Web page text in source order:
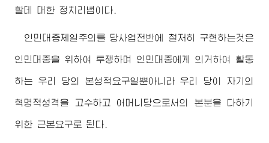
할데 대한 정치리념이다.
인민대중제일주의를 당사업전반에 철저히 구현하는것은
인민대중을 위하여 투쟁하며 인민대중에게 의거하여 활동
하는 우리 당의 본성적요구일뿐아니라 우리 당이 자기의
혁명적성격을 고수하고 어머니당으로서의 본분을 다하기
위한 근본요구로 된다.